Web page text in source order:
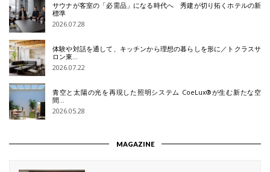
サウナが客室の「必需品」になる時代へ 秀建が切り拓くホテルの新
標準
2026.07.28
体験や対話を通して、キッチンから理想の暮らしを形に／トクラスサ
ロン東…
2026.07.22
青空と太陽の光を再現した照明システム CoeLux®が生む新たな空
間…
2026.05.28
MAGAZINE